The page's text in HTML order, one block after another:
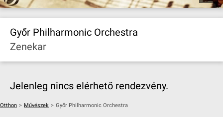
Győr Philharmonic Orchestra
Zenekar
Jelenleg nincs elérhető rendezvény.
Otthon > Művészek > Győr Philharmonic Orchestra